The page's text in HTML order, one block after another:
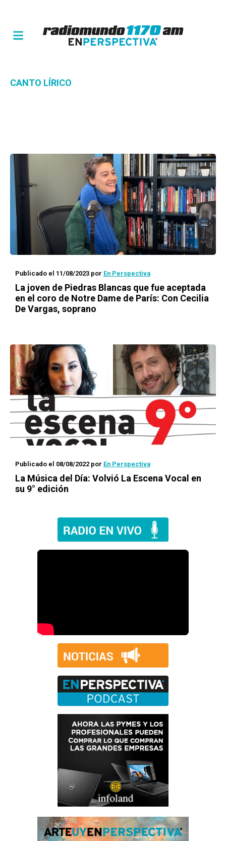
CANTO LÍRICO
Publicado el 11/08/2023 por En Perspectiva
La joven de Piedras Blancas que fue aceptada
en el coro de Notre Dame de París: Con Cecilia
De Vargas, soprano
Publicado el 08/08/2022 por En Perspectiva
La Música del Día: Volvió La Escena Vocal en
su 9° edición